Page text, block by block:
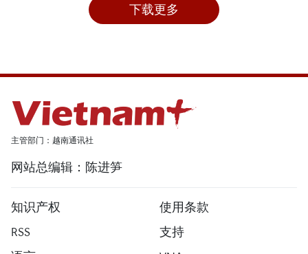
下载更多
主管部门：越南通讯社
网站总编辑：陈进笋
知识产权
使用条款
RSS
支持